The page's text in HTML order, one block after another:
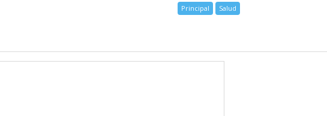
Principal Salud